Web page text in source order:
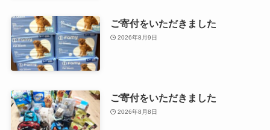
ご寄付をいただきました
2026年8月9日
ご寄付をいただきました
2026年8月8日